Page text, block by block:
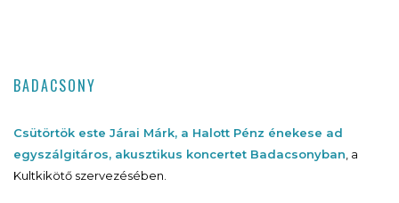
BADACSONY
Csütörtök este Járai Márk, a Halott Pénz énekese ad
egyszálgitáros, akusztikus koncertet Badacsonyban , a
Kultkikötő szervezésében.